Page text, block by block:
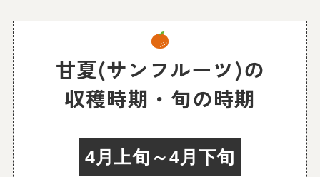
甘夏(サンフルーツ)の
収穫時期・旬の時期
4月上旬～4月下旬